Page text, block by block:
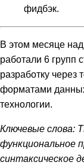
фидбэк.
В этом месяце
работали 6 групп
разработку через
форматами
технологии.
Ключевые слова:
функциональное
синтаксическое